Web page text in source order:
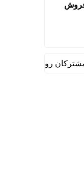
فروش
روستایی/فروش